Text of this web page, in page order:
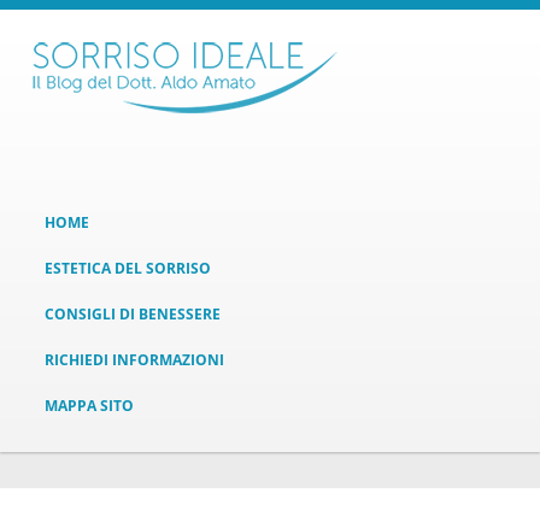
HOME
ESTETICA DEL SORRISO
CONSIGLI DI BENESSERE
RICHIEDI INFORMAZIONI
MAPPA SITO